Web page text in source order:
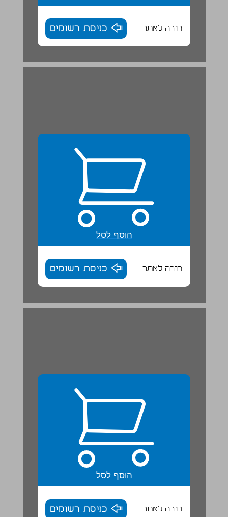
חזרה לאתר כניסת רשומים
הוסף לסל
חזרה לאתר כניסת רשומים
אֵיךְ נִרְאֶה הַצֶמַח הַשָׁלֵם? ... 12
הוסף לסל
חזרה לאתר כניסת רשומים